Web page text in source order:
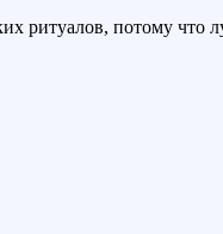
потому что